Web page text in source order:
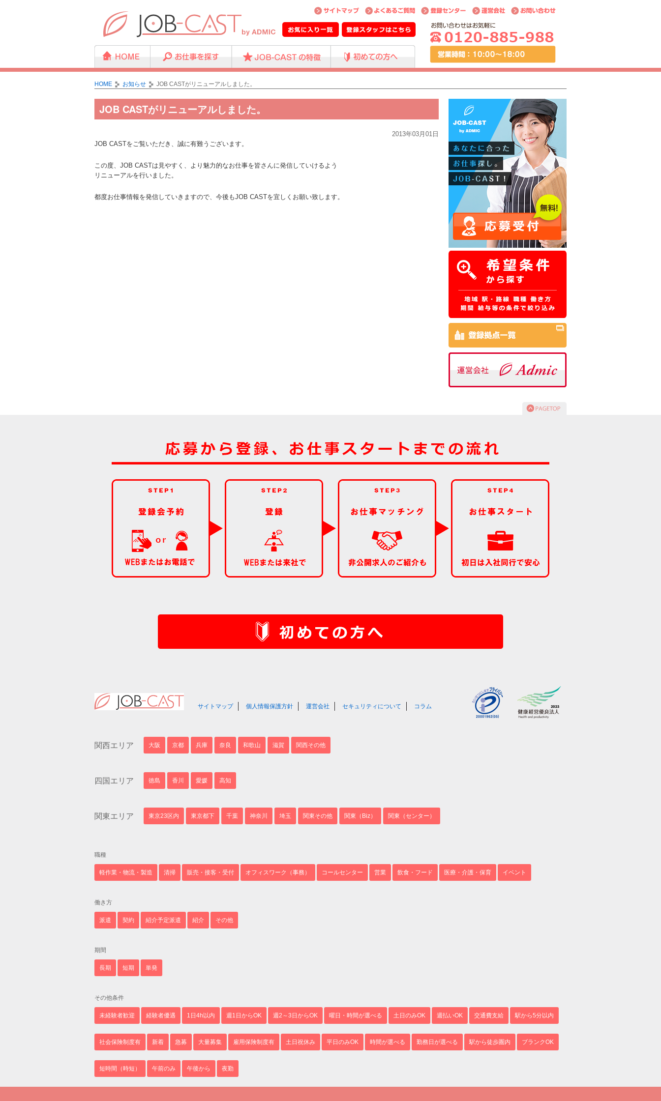
HOME お知らせ JOB CASTがリニューアルしました。
JOB CASTがリニューアルしました。
2013年03月01日
JOB CASTをご覧いただき、誠に有難うございます。
この度、JOB CASTは見やすく、より魅力的なお仕事を皆さんに発信していけるよう
リニューアルを行いました。
都度お仕事情報を発信していきますので、今後もJOB CASTを宜しくお願い致します。
サイトマップ 個人情報保護方針 運営会社 セキュリティについて コラム
関西エリア 大阪 京都 兵庫 奈良 和歌山 滋賀 関西その他
四国エリア 徳島 香川 愛媛 高知
関東エリア 東京23区内 東京都下 千葉 神奈川 埼玉 関東その他 関東（Biz） 関東（センター）
職種
軽作業・物流・製造 清掃 販売・接客・受付 オフィスワーク（事務） コールセンター 営業 飲食・フード 医療・介護・保育 イベント
働き方
派遣 契約 紹介予定派遣 紹介 その他
期間
長期 短期 単発
その他条件
未経験者歓迎 経験者優遇 1日4h以内 週1日からOK 週2～3日からOK 曜日・時間が選べる 土日のみOK 週払いOK 交通費支給 駅から5分以内
社会保険制度有 新着 急募 大量募集 雇用保険制度有 土日祝休み 平日のみOK 時間が選べる 勤務日が選べる 駅から徒歩圏内 ブランクOK
短時間（時短） 午前のみ 午後から 夜勤